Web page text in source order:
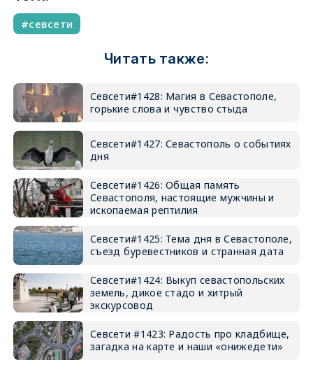
севсети
Читать также:
Севсети#1428: Магия в Севастополе,
горькие слова и чувство стыда
Севсети#1427: Севастополь о событиях
дня
Севсети#1426: Общая память
Севастополя, настоящие мужчины и
ископаемая рептилия
Севсети#1425: Тема дня в Севастополе,
съезд буревестников и странная дата
Севсети#1424: Выкуп севастопольских
земель, дикое стадо и хитрый
экскурсовод
Севсети #1423: Радость про кладбище,
загадка на карте и наши «онижедети»